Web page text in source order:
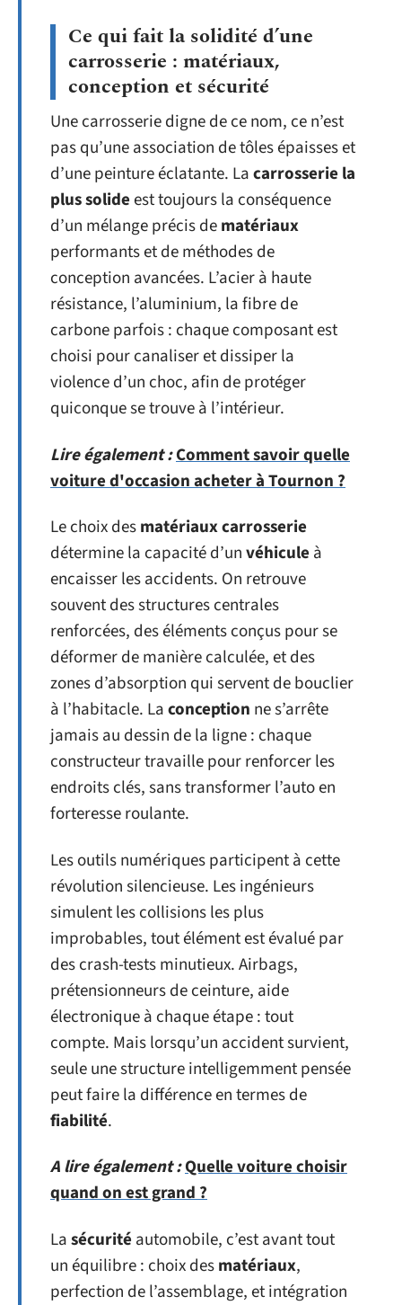
Ce qui fait la solidité d’une
carrosserie : matériaux,
conception et sécurité
Une carrosserie digne de ce nom, ce n’est
pas qu’une association de tôles épaisses et
d’une peinture éclatante. Lacarrosserie la
plus solideest toujours la conséquence
d’un mélange précis dematériaux
performants et de méthodes de
conception avancées. L’acier à haute
résistance, l’aluminium, la fibre de
carbone parfois : chaque composant est
choisi pour canaliser et dissiper la
violence d’un choc, afin de protéger
quiconque se trouve à l’intérieur.
Lire également :Comment savoir quelle
voiture d'occasion acheter à Tournon ?
Le choix desmatériaux carrosserie
détermine la capacité d’unvéhicule à
encaisser les accidents. On retrouve
souvent des structures centrales
renforcées, des éléments conçus pour se
déformer de manière calculée, et des
zones d’absorption qui servent de bouclier
à l’habitacle. Laconception ne s’arrête
jamais au dessin de la ligne : chaque
constructeur travaille pour renforcer les
endroits clés, sans transformer l’auto en
forteresse roulante.
Les outils numériques participent à cette
révolution silencieuse. Les ingénieurs
simulent les collisions les plus
improbables, tout élément est évalué par
des crash-tests minutieux. Airbags,
prétensionneurs de ceinture, aide
électronique à chaque étape : tout
compte. Mais lorsqu’un accident survient,
seule une structure intelligemment pensée
peut faire la différence en termes de
fiabilité.
A lire également :Quelle voiture choisir
quand on est grand ?
Lasécurité automobile, c’est avant tout
un équilibre : choix desmatériaux,
perfection de l’assemblage, et intégration